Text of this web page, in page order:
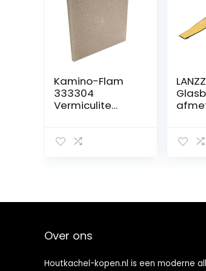
Kamino-Flam
333304
Vermiculite
Over ons
Houtkachel-kopen.nl is een moderne